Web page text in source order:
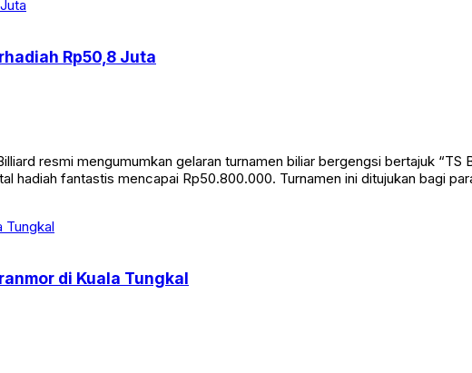
Rp50,8 Juta
resmi mengumumkan gelaran turnamen biliar bergengsi bertajuk “TS
hadiah fantastis mencapai Rp50.800.000. Turnamen ini ditujukan bagi
di Kuala Tungkal